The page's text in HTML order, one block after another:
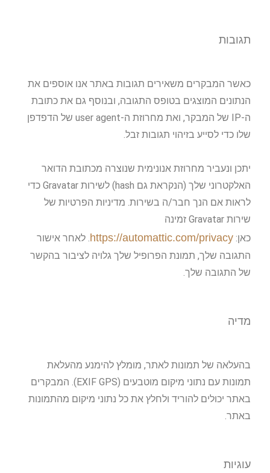
תגובות
כאשר המבקרים משאירים תגובות באתר אנו אוספים את
הנתונים המוצגים בטופס התגובה, ובנוסף גם את כתובת
ה-IP של המבקר, ואת מחרוזת ה-user agent של הדפדפן
שלו כדי לסייע בזיהוי תגובות זבל.
יתכן ונעביר מחרוזת אנונימית שנוצרה מכתובת הדואר
האלקטרוני שלך (הנקראת גם hash) לשירות Gravatar כדי
לראות אם הנך חבר/ה בשירות. מדיניות הפרטיות של
שירות Gravatar זמינה
כאן:https://automattic.com/privacy. לאחר אישור
התגובה שלך, תמונת הפרופיל שלך גלויה לציבור בהקשר
של התגובה שלך.
מדיה
בהעלאה של תמונות לאתר, מומלץ להימנע מהעלאת
תמונות עם נתוני מיקום מוטבעים (EXIF GPS). המבקרים
באתר יכולים להוריד ולחלץ את כל נתוני מיקום מהתמונות
באתר.
עוגיות